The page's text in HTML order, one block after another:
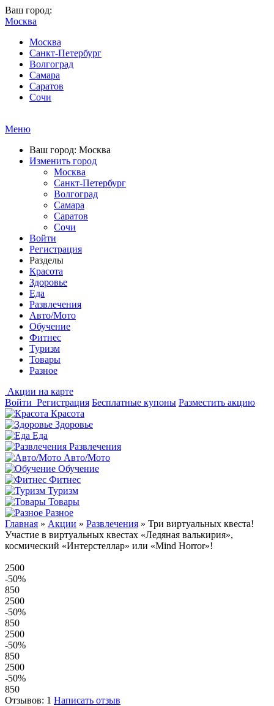
Ваш город:
Москва
Москва
Санкт-Петербург
Волгоград
Самара
Саратов
Сочи
Меню
Ваш город: Москва
Изменить город
Москва
Санкт-Петербург
Волгоград
Самара
Саратов
Сочи
Войти
Регистрация
Разделы
Красота
Здоровье
Еда
Развлечения
Авто/Мото
Обучение
Фитнес
Туризм
Товары
Разное
Акции на карте
Войти Регистрация Бесплатные купоны Разместить акцию
Красота
Здоровье
Еда
Развлечения
Авто/Мото
Обучение
Фитнес
Туризм
Товары
Разное
Главная » Акции » Развлечения » Три виртуальных квеста!
Участие в виртуальных квестах «Ледяная валькирия»,
космический «Интерстеллар» или «Mind Horror»!
2500
-50%
850
2500
-50%
850
2500
-50%
850
2500
-50%
850
Отзывов: 1 Написать отзыв